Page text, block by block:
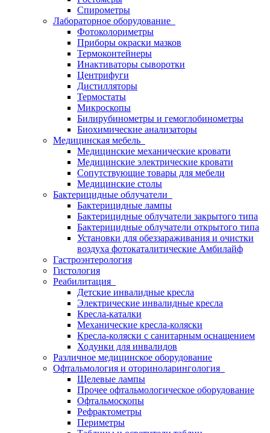
Спирометры
Лабораторное оборудование
Фотоколориметры
Приборы окраски мазков
Термоконтейнеры
Инактиваторы сыворотки
Центрифуги
Дистилляторы
Термостаты
Микроскопы
Билирубинометры и гемоглобинометры
Биохимические анализаторы
Медицинская мебель
Медицинские механические кровати
Медицинские электрические кровати
Сопутствующие товары для мебели
Медицинские столы
Бактерицидные облучатели
Бактерицидные лампы
Бактерицидные облучатели закрытого типа
Бактерицидные облучатели открытого типа
Установки для обеззараживания и очистки
воздуха фотокаталитические Амбилайф
Гастроэнтерология
Гистология
Реабилитация
Детские инвалидные кресла
Электрические инвалидные кресла
Кресла-каталки
Механические кресла-коляски
Кресла-коляски с санитарным оснащением
Ходунки для инвалидов
Различное медицинское оборудование
Офтальмология и оториноларингология
Щелевые лампы
Прочее офтальмологическое оборудование
Офтальмоскопы
Рефрактометры
Периметры